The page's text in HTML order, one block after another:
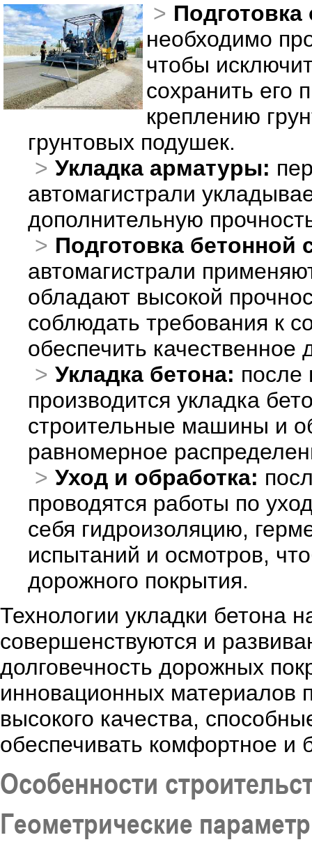
необходимо
чтобы
сохранить его
креплению
грунтовых подушек.
Укладка арматуры:
автомагистрали
дополнительную
Подготовка бетонной
автомагистрали
обладают высокой
соблюдать требования к
обеспечить
Укладка бетона: после
производится укладка
строительные машины и
равномерное
Уход и обработка:
проводятся работы по
себя гидроизоляцию,
испытаний и осмотров,
дорожного покрытия.
Технологии укладки бетона
совершенствуются и
долговечность дорожных
инновационных материалов
высокого качества,
обеспечивать комфортное и
Особенности
Геометрические